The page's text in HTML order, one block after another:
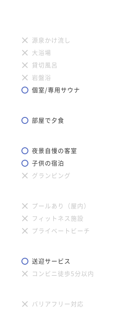
源泉かけ流し
大浴場
貸切風呂
岩盤浴
個室/専用サウナ
部屋で夕食
夜景自慢の客室
子供の宿泊
グランピング
プールあり（屋内）
フィットネス施設
プライベートビーチ
送迎サービス
コンビニ徒歩5分以内
バリアフリー対応